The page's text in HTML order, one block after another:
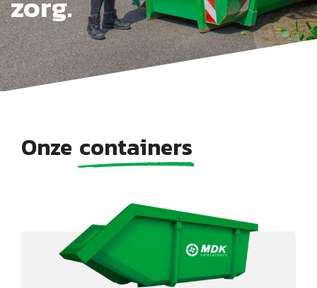
Onze containers